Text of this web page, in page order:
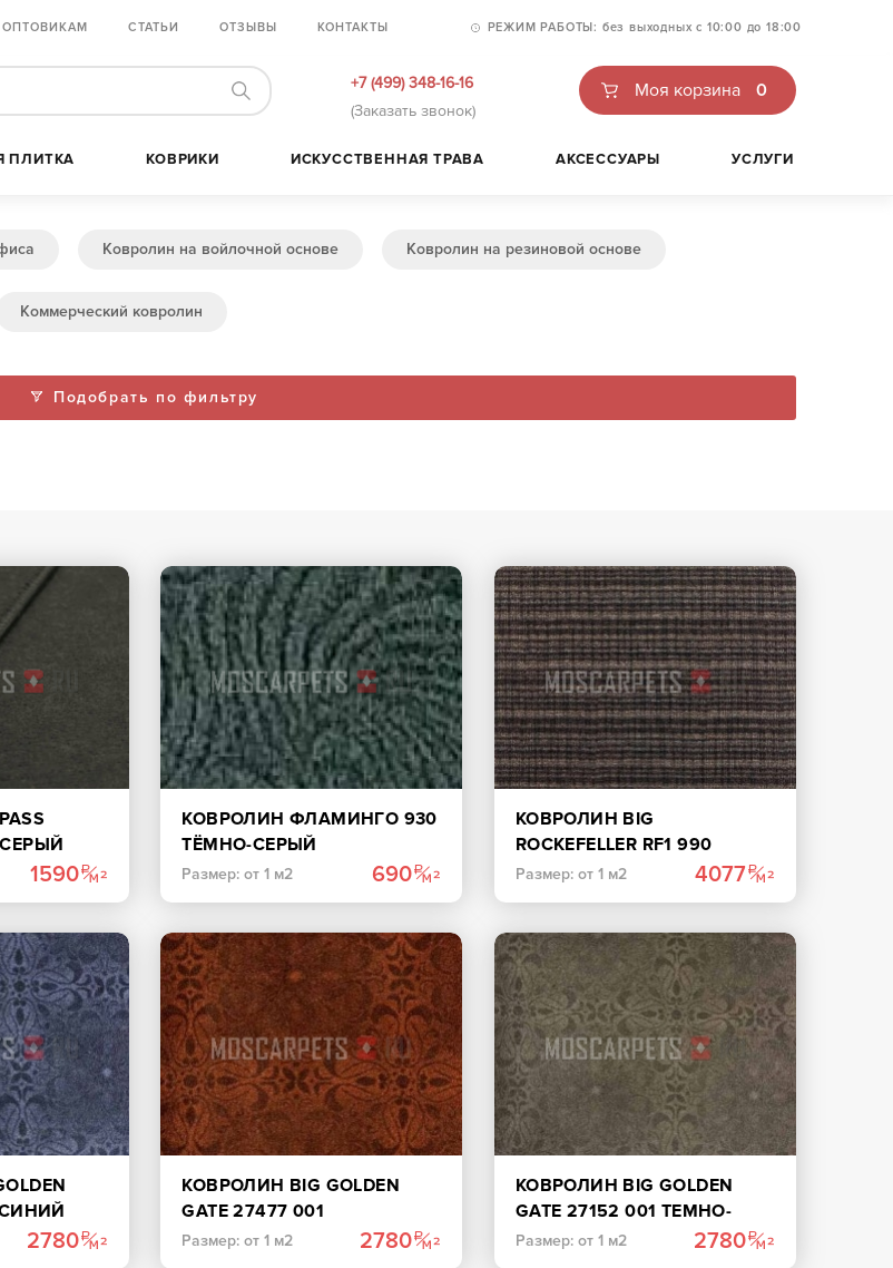
ОПТОВИКАМ СТАТЬИ ОТЗЫВЫ КОНТАКТЫ РЕЖИМ РАБОТЫ: без выходныхс 10:00 до 18:00
+7 (499) 348-16-16
(Заказать звонок)
Моя корзина 0
ПЛИТКА КОВРИКИ ИСКУССТВЕННАЯ ТРАВА АКСЕССУАРЫ УСЛУГИ
Ковролин на войлочной основе Ковролин на резиновой основе
Коммерческий ковролин
Подобрать по фильтру
1590
КОВРОЛИН ФЛАМИНГО 930
ТЁМНО-СЕРЫЙ
Размер: от 1 м2 690
КОВРОЛИН BIG
ROCKEFELLER RF1 990
КОРИЧНЕВЫЙ
Размер: от 1 м2 4077
СИНИЙ
2780
КОВРОЛИН BIG GOLDEN
GATE 27477 001
КОРИЧНЕВЫЙ
Размер: от 1 м2 2780
КОВРОЛИН BIG GOLDEN
GATE 27152 001 ТЕМНО-
КОРИЧНЕВЫЙ
Размер: от 1 м2 2780